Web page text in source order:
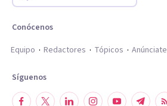
Conócenos
Equipo
Redactores Tópicos Anúnciate
Síguenos